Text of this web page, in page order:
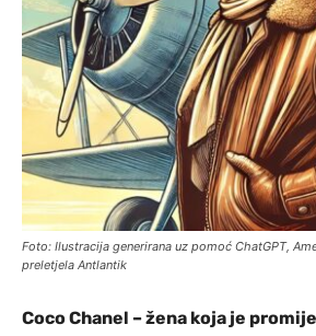
Foto: Ilustracija generirana uz pomoć ChatGPT,
preletjela Antlantik
Coco Chanel – žena koja je